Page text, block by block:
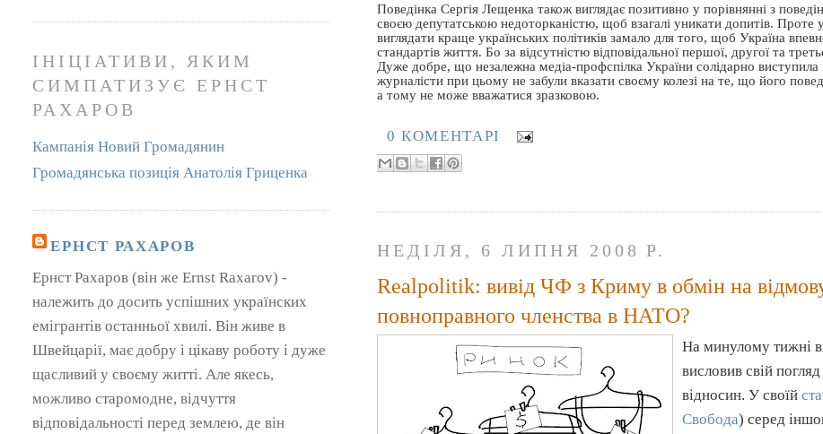
Поведінка Сергія Лещенка також виглядає позитивно у порівнянні з
своєю депутатською недоторканістю, щоб взагалі уникати допитів. Проте
виглядати краще українських політиків замало для того, щоб Україна
стандартів життя. Бо за відсутністю відповідальної першої, другої та
Дуже добре, що незалежна медіа-профспілка України солідарно
журналісти при цьому не забули вказати своєму колезі на те, що його
а тому не може вважатися зразковою.
0 КОМЕНТАРІ
НЕДІЛЯ, 6 ЛИПНЯ 2008 Р.
Realpolitik: вивід ЧФ з Криму в обмін на
повноправного членства в НАТО?
На минулому тижні
висловив свій
відносин. У своїй
Свобода) серед
ІНІЦІАТИВИ, ЯКИМ
СИМПАТИЗУЄ ЕРНСТ
РАХАРОВ
Кампанія Новий Громадянин
Громадянська позиція Анатолія Гриценка
ЕРНСТ РАХАРОВ
Ернст Рахаров (він же Ernst Raxarov) -
належить до досить успішних українских
емігрантів останньої хвилі. Він живе в
Швейцарії, має добру і цікаву роботу і дуже
щасливий у своєму житті. Але якесь,
можливо старомодне, відчуття
відповідальності перед землею, де він